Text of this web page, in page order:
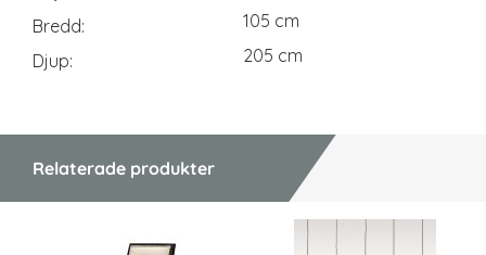
Bredd
105 cm
Djup
205 cm
Relaterade produkter